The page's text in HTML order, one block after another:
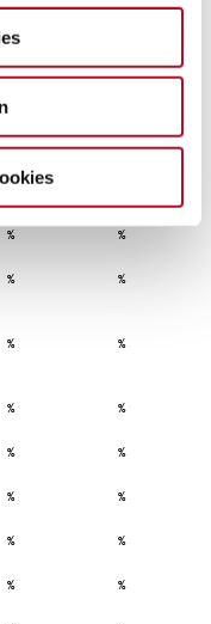
%
% %
% %
% %
% %
% %
% %
% %
% %